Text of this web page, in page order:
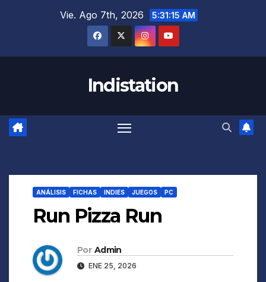
Vie. Ago 7th, 2026 5:31:16 AM
Indistation
ANÁLISIS FICHAS INDIES JUEGOS PC
Run Pizza Run
Por Admin
ENE 25, 2026